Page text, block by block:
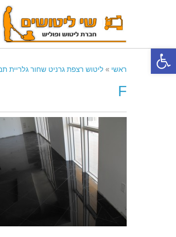
פתח סרגל נגישות
ראשי » ליטוש רצפת גרניט שחור גלריית
F